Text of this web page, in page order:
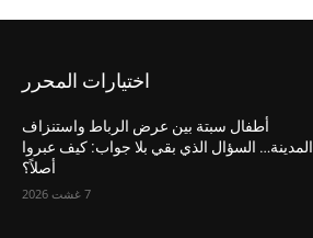
اختيارات المحرر
أطفال سبتة بين عرض الرباط واستنزاف
المدينة… السؤال الذي بقي بلا جواب: كيف عبروا
أصلاً؟
7 غشت 2026